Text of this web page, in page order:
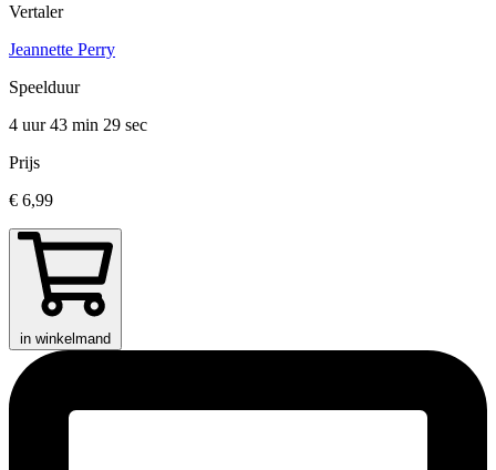
Vertaler
Jeannette Perry
Speelduur
4 uur 43 min 29 sec
Prijs
€ 6,99
in winkelmand